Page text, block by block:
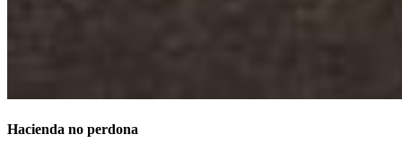
Hacienda no perdona